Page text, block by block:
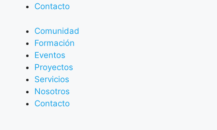
Contacto
Comunidad
Formación
Eventos
Proyectos
Servicios
Nosotros
Contacto